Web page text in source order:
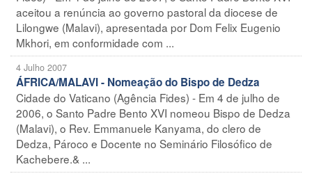
aceitou a renúncia ao governo pastoral da diocese de
Lilongwe (Malavi), apresentada por Dom Felix Eugenio
Mkhori, em conformidade com ...
4 Julho 2007
ÁFRICA/MALAVI - Nomeação do Bispo de Dedza
Cidade do Vaticano (Agência Fides) - Em 4 de julho de
2006, o Santo Padre Bento XVI nomeou Bispo de Dedza
(Malavi), o Rev. Emmanuele Kanyama, do clero de
Dedza, Pároco e Docente no Seminário Filosófico de
Kachebere.& ...